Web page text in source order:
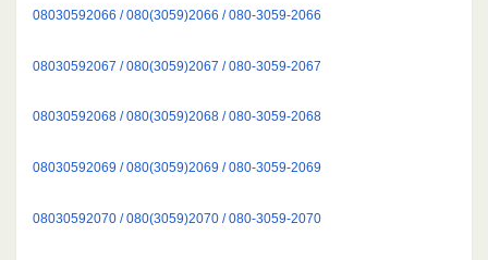
08030592066 / 080(3059)2066 / 080-3059-2066
08030592067 / 080(3059)2067 / 080-3059-2067
08030592068 / 080(3059)2068 / 080-3059-2068
08030592069 / 080(3059)2069 / 080-3059-2069
08030592070 / 080(3059)2070 / 080-3059-2070